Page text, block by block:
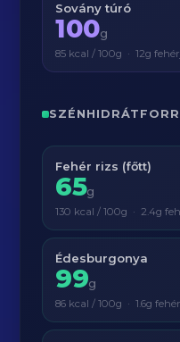
Sovány túró
100g
85 kcal / 100g · 12g
Fehér rizs (főtt)
65g
130 kcal / 100g · 2.4g
Édesburgonya
99g
86 kcal / 100g · 1.6g